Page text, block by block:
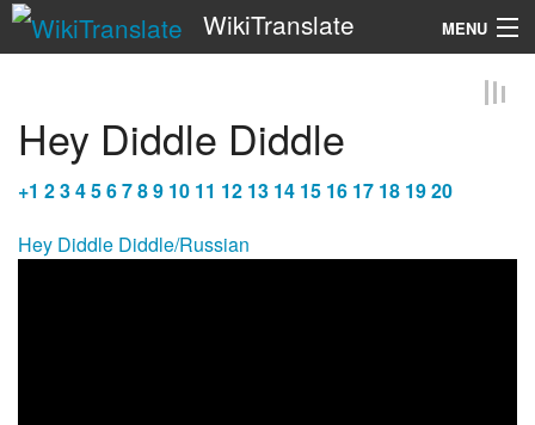
WikiTranslate MENU
Hey Diddle Diddle
+1 23456789 10 11 12 13 14 15 16 17 18 1920
Hey Diddle Diddle/Russian